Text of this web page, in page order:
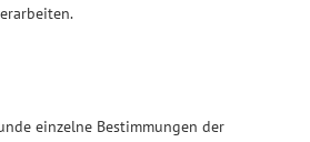
einzelne Bestimmungen der